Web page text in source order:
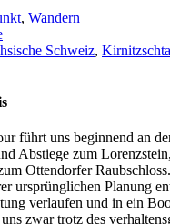
, Wandern
Schweiz,
führt uns beginnend an
Abstiege zum
Ottendorfer Raubschloss.
ursprünglichen Planung
verlaufen und in ein
zwar trotz des